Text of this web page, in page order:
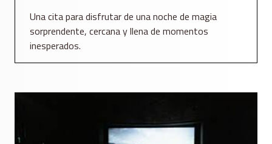
Una cita para disfrutar de una noche de magia
sorprendente, cercana y llena de momentos
inesperados.